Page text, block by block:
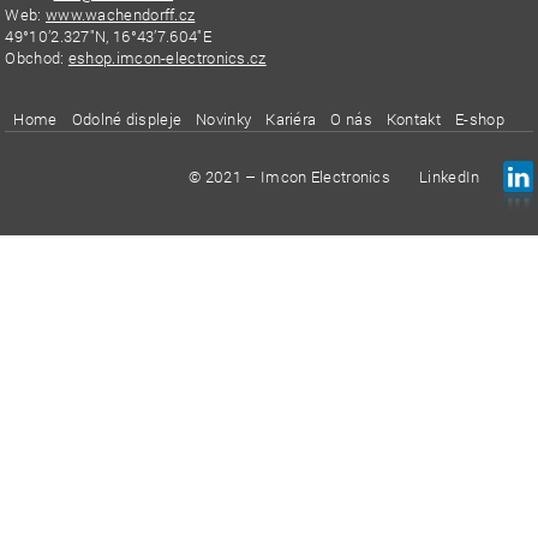
Web: www.wachendorff.cz
49°10’2.327″N, 16°43’7.604″E
Obchod: eshop.imcon-electronics.cz
Home Odolné displeje Novinky Kariéra O nás Kontakt E-shop
© 2021 – Imcon Electronics LinkedIn